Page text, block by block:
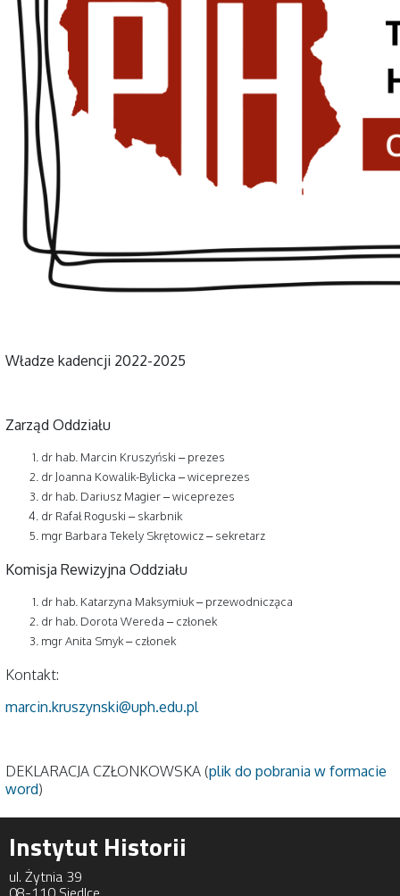
Władze kadencji 2022-2025
Zarząd Oddziału
dr hab. Marcin Kruszyński – prezes
dr Joanna Kowalik-Bylicka – wiceprezes
dr hab. Dariusz Magier – wiceprezes
dr Rafał Roguski – skarbnik
mgr Barbara Tekely Skrętowicz – sekretarz
Komisja Rewizyjna Oddziału
dr hab. Katarzyna Maksymiuk – przewodnicząca
dr hab. Dorota Wereda – członek
mgr Anita Smyk – członek
Kontakt:
marcin.kruszynski@uph.edu.pl
DEKLARACJA CZŁONKOWSKA (plik do pobrania w formacie
word)
Instytut Historii
ul. Żytnia 39